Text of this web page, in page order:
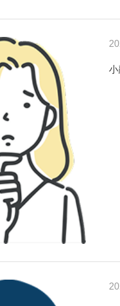
小